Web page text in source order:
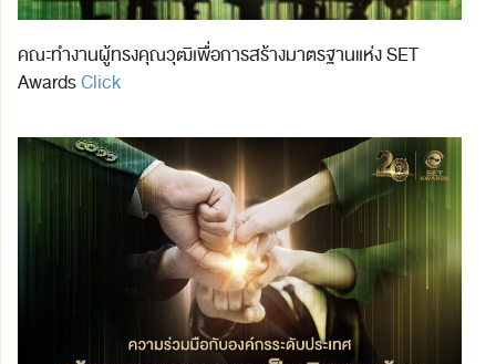
คณะทำงานผู้ทรงคุณวุฒิเพื่อการสร้างมาตรฐานแห่ง SET
AwardsClick